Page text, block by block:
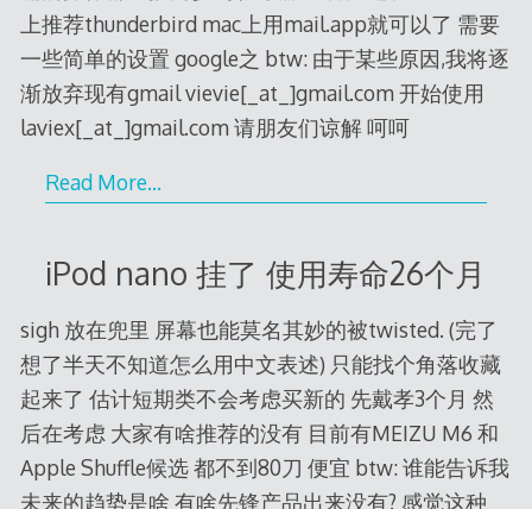
上推荐thunderbird mac上用mail.app就可以了 需要
一些简单的设置 google之 btw: 由于某些原因,我将逐
渐放弃现有gmail vievie[_at_]gmail.com 开始使用
laviex[_at_]gmail.com 请朋友们谅解 呵呵
Read More…
iPod nano 挂了 使用寿命26个月
sigh 放在兜里 屏幕也能莫名其妙的被twisted. (完了
想了半天不知道怎么用中文表述) 只能找个角落收藏
起来了 估计短期类不会考虑买新的 先戴孝3个月 然
后在考虑 大家有啥推荐的没有 目前有MEIZU M6 和
Apple Shuffle候选 都不到80刀 便宜 btw: 谁能告诉我
未来的趋势是啥 有啥先锋产品出来没有? 感觉这种